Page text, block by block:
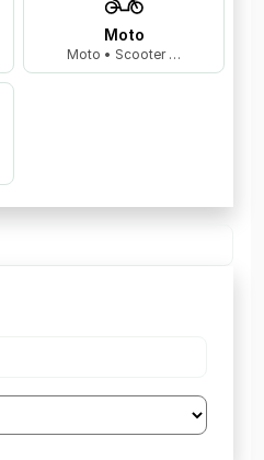
Moto
Moto • Scooter …